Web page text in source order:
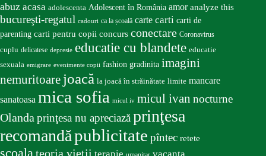
abuz acasa adolescenta Adolescent în România amor analyze this
bucureşti-regatul cadouri ca la școală carte carti carti de
parenting carti pentru copii concurs conectare Coronavirus
cuplu delicatese depresie educatie cu blandete educatie
sexuala emigrare evenimente copii fashion gradinita imagini
nemuritoare joacă la joacă în străinătate limite mancare
sanatoasa mica sofia micul iv micul ivan nocturne
Olandaprinţesa nu apreciazăprinţesa
recomandăpublicitate pîntec retete
scoalateoria vieţii